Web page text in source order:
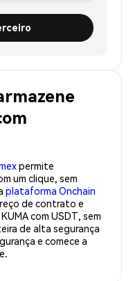
permite
um clique, sem
plataforma Onchain
de contrato e
com USDT, sem
de alta segurança
e comece a